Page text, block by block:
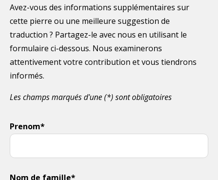
Avez-vous des informations supplémentaires sur
cette pierre ou une meilleure suggestion de
traduction ? Partagez-le avec nous en utilisant le
formulaire ci-dessous. Nous examinerons
attentivement votre contribution et vous tiendrons
informés.
Les champs marqués d'une (*) sont obligatoires
Prenom*
Nom de famille*